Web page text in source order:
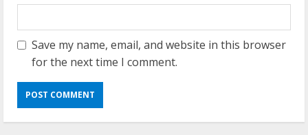
Save my name, email, and website in this browser
for the next time I comment.